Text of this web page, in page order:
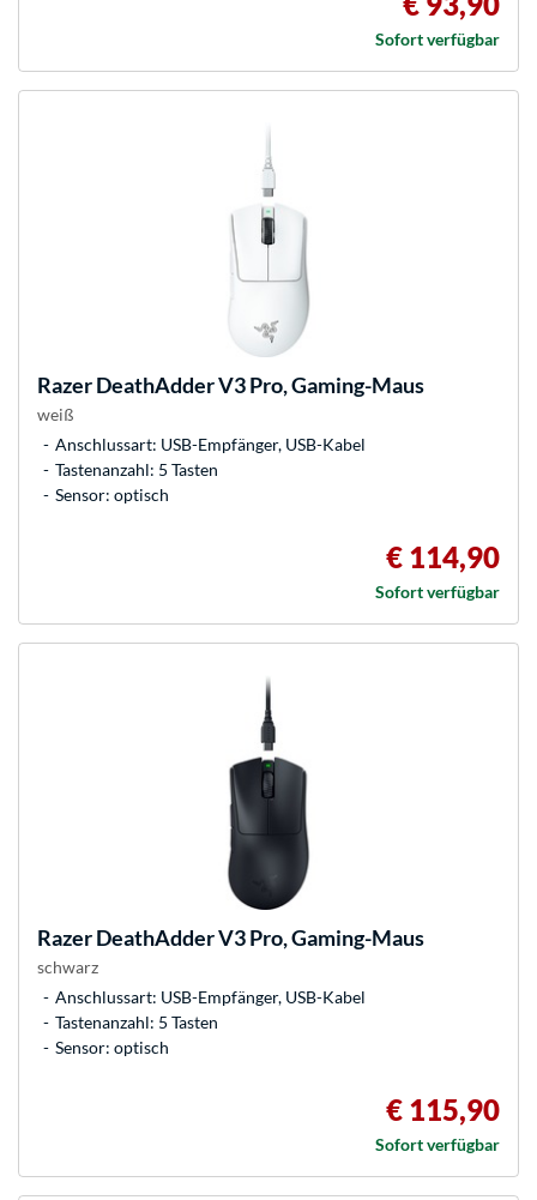
Sofort verfügbar
RazerDeathAdder V3 Pro, Gaming-Maus
weiß
Anschlussart: USB-Empfänger, USB-Kabel
Tastenanzahl: 5 Tasten
Sensor: optisch
€ 114,90
Sofort verfügbar
RazerDeathAdder V3 Pro, Gaming-Maus
schwarz
Anschlussart: USB-Empfänger, USB-Kabel
Tastenanzahl: 5 Tasten
Sensor: optisch
€ 115,90
Sofort verfügbar